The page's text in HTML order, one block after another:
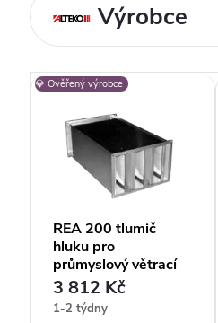
Výrobce
V
💎 Ověřený výrobce
REA 200 tlumič
hluku pro
průmyslový větrací
systém Alteko
TERNO-S
3 812 Kč
1-2 týdny